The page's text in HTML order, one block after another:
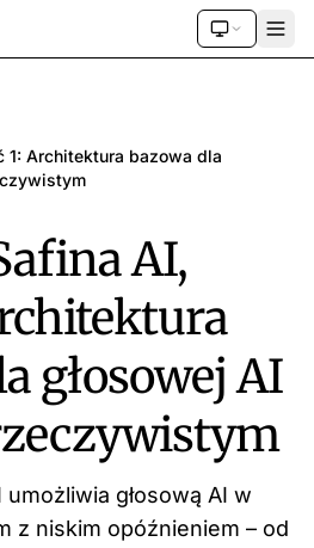
1: Architektura bazowa dla
AI,
głosowej AI
głosową AI w
z niskim opóźnieniem – od